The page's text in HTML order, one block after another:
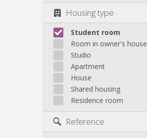
Housing type
Student room
Room in owner's house
Studio
Apartment
House
Shared housing
Residence room
Reference